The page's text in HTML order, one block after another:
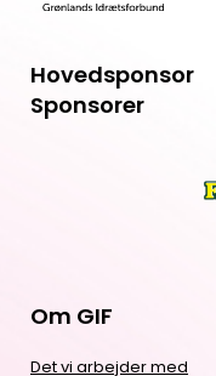
Hovedsponsor
Sponsorer
Om GIF
Det vi arbejder med